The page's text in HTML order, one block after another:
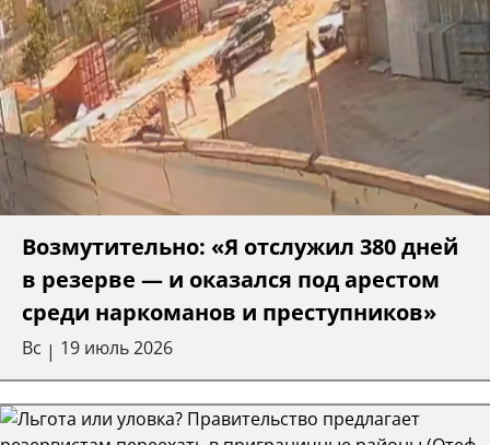
Возмутительно: «Я отслужил 380 дней
в резерве — и оказался под арестом
среди наркоманов и преступников»
Вс | 19 июль 2026